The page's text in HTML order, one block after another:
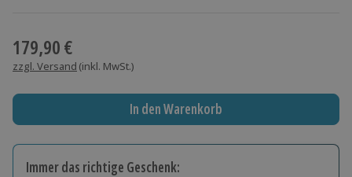
179,90 €
zzgl. Versand (inkl. MwSt.)
In den Warenkorb
Immer das richtige Geschenk: